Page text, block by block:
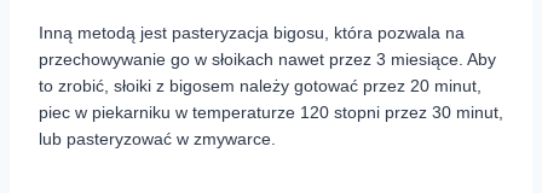
Inną metodą jest pasteryzacja bigosu, która pozwala na
przechowywanie go w słoikach nawet przez 3 miesiące. Aby
to zrobić, słoiki z bigosem należy gotować przez 20 minut,
piec w piekarniku w temperaturze 120 stopni przez 30 minut,
lub pasteryzować w zmywarce.